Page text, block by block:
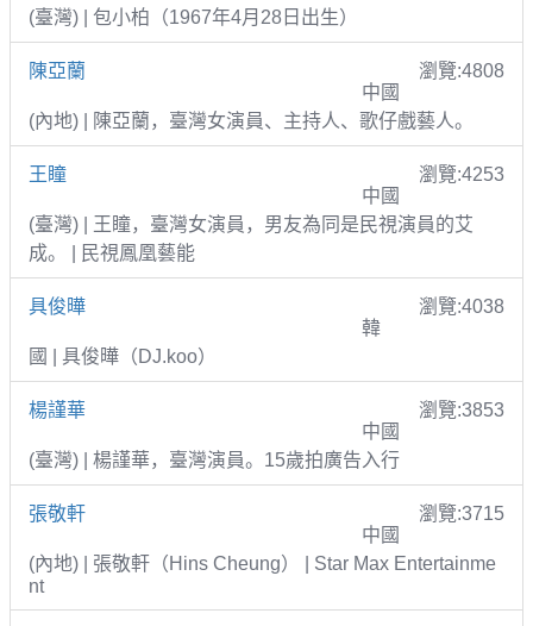
(臺灣) | 包小柏（1967年4月28日出生）
陳亞蘭
瀏覽:4808
中國
(內地) | 陳亞蘭，臺灣女演員、主持人、歌仔戲藝人。
王瞳
瀏覽:4253
中國
(臺灣) | 王瞳，臺灣女演員，男友為同是民視演員的艾
成。 | 民視鳳凰藝能
具俊曄
瀏覽:4038
韓
國 | 具俊曄（DJ.koo）
楊謹華
瀏覽:3853
中國
(臺灣) | 楊謹華，臺灣演員。15歲拍廣告入行
張敬軒
瀏覽:3715
中國
(內地) | 張敬軒（Hins Cheung） | Star Max Entertainme
nt